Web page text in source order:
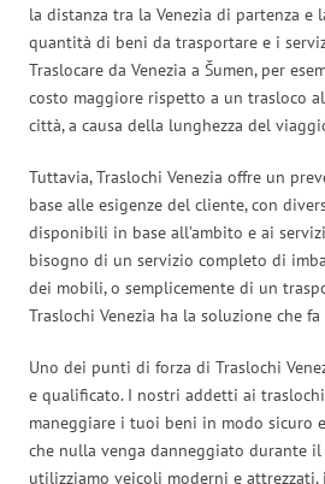
la distanza tra la Venezia di partenza e
quantità di beni da trasportare e i
Traslocare da Venezia a Šumen, per
costo maggiore rispetto a un trasloco
città, a causa della lunghezza del
Tuttavia, Traslochi Venezia offre un
base alle esigenze del cliente, con
disponibili in base all’ambito e ai
bisogno di un servizio completo di
dei mobili, o semplicemente di un
Traslochi Venezia ha la soluzione che
Uno dei punti di forza di Traslochi
e qualificato. I nostri addetti ai
maneggiare i tuoi beni in modo sicuro
che nulla venga danneggiato durante
utilizziamo veicoli moderni e